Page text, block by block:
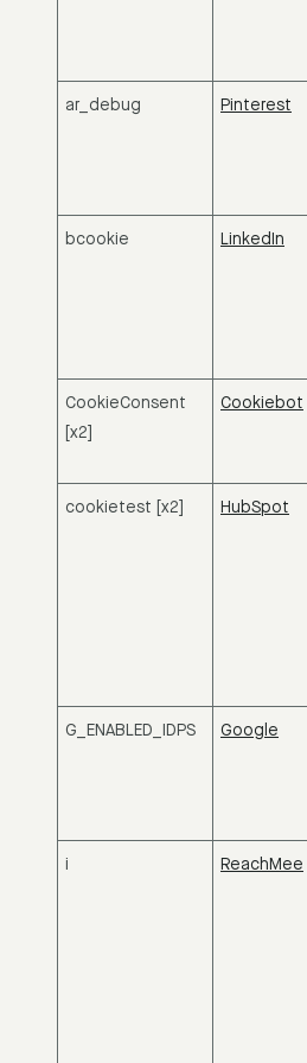
ar_debug
Pinterest
bcookie LinkedIn
CookieConsent
[x2]
Cookiebot
cookietest [x2] HubSpot
G_ENABLED_IDPS Google
i ReachMee